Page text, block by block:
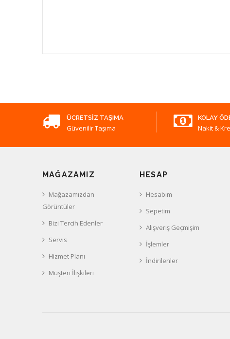
ÜCRETSIZ TAŞIMA
Güvenilir Taşıma
KOLAY
Nakit &
MAĞAZAMIZ
Mağazamızdan
Görüntüler
Bizi Tercih Edenler
Servis
Hizmet Planı
Müşteri İlişkileri
HESAP
Hesabım
Sepetim
Alışveriş Geçmişim
İşlemler
İndirilenler